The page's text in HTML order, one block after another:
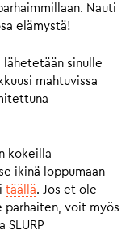
Nauti
elämystä!
lähetetään sinulle
mahtuvissa
kokeilla
ikinä loppumaan
täällä. Jos et ole
parhaiten, voit myös
SLURP